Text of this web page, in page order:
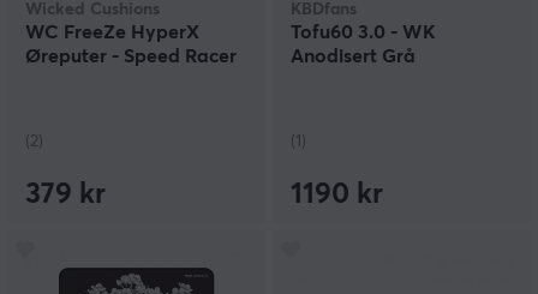
Wicked Cushions
WC FreeZe HyperX
Øreputer - Speed Racer
(2)
379 kr
KBDfans
Tofu60 3.0 - WK
Anodisert Grå
(1)
1190 kr